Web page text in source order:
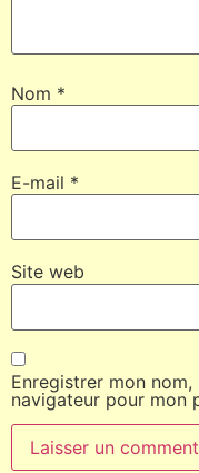
Nom *
E-mail *
Site web
Enregistrer mon
navigateur pour mon